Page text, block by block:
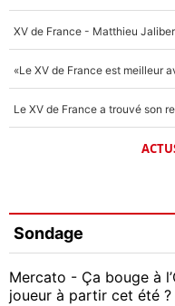
Sondage
Mercato - Ça bouge à
joueur à partir cet été ?